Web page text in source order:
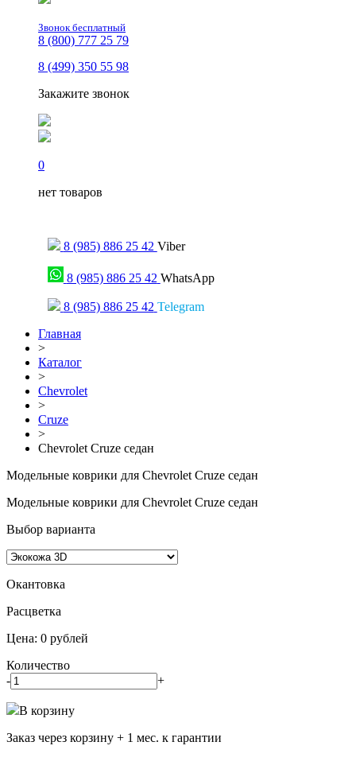
Звонок бесплатный
8 (800) 777 25 79
8 (499) 350 55 98
Закажите звонок
0
нет товаров
8 (985) 886 25 42 Viber
8 (985) 886 25 42 WhatsApp
8 (985) 886 25 42 Telegram
Главная
>
Каталог
>
Chevrolet
>
Cruze
>
Chevrolet Cruze седан
Модельные коврики для Chevrolet Cruze седан
Модельные коврики для Chevrolet Cruze седан
Выбор варианта
Окантовка
Pасцветка
Цена: 0 рублей
Количество
-
+
В корзину
Заказ через корзину + 1 мес. к гарантии